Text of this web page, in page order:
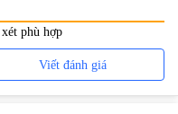
phù hợp
Viết đánh giá